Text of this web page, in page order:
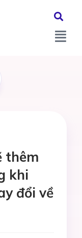
thêm
khi
đổi về